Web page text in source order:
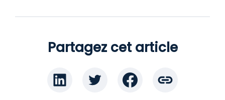
Partagez cet article